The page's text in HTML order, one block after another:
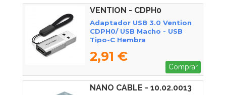
VENTION - CDPH0
Adaptador USB 3.0 Vention
CDPH0/ USB Macho - USB
Tipo-C Hembra
2,91 €
Comprar
NANO CABLE - 10.02.0013